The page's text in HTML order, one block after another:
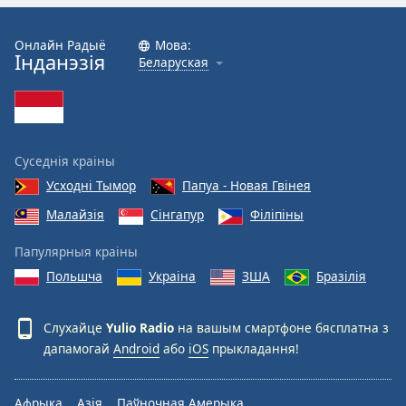
Opacity
Caption
Area
Color
Opacity
Font
Size
Text
Style
Онлайн Радыё
Інданэзія
Мова:
Беларуская
Суседнія краіны
Усходні Тымор
Папуа - Новая Гвінея
Малайзія
Сінгапур Філіпіны
Папулярныя краіны
Польшча
Украіна ЗША Бразілія
Слухайце Yulio Radio на вашым смартфоне бясплатна з
дапамогай Android або iOS прыкладання!